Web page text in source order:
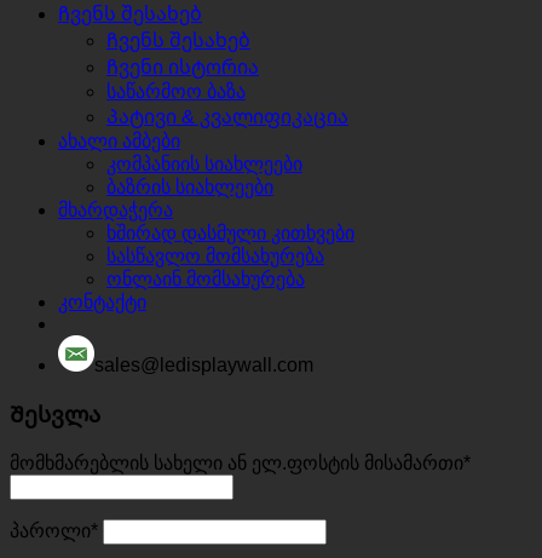
Ჩვენს შესახებ
Ჩვენს შესახებ
Ჩვენი ისტორია
საწარმოო ბაზა
Პატივი & კვალიფიკაცია
ახალი ამბები
კომპანიის სიახლეები
ბაზრის სიახლეები
მხარდაჭერა
ხშირად დასმული კითხვები
სასწავლო მომსახურება
ონლაინ მომსახურება
კონტაქტი
sales@ledisplaywall.com
Შესვლა
მომხმარებლის სახელი ან ელ.ფოსტის მისამართი*
პაროლი*